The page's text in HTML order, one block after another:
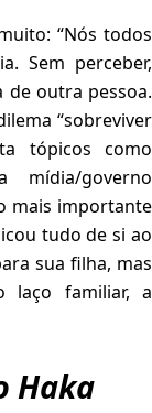
“Nós todos
Sem perceber,
outra pessoa.
“sobreviver
tópicos como
mídia/governo
mais importante
tudo de si ao
sua filha, mas
laço familiar, a
Haka